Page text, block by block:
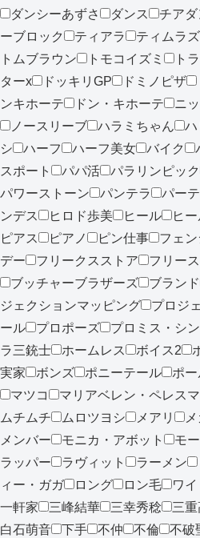
ダンシーあずさ
ダンス チアダ
ーブロック
ティアラ ティムラ
トムブラウン
トモコイズミ ト
ターx
ドッキリGP ドミノピザ
ンキホーテ
ドン・キホーテ ニ
ノースリーブ
ハラミちゃん ハ
シ
ハーフ ハーフ美女 バイク
スポート
パパ活 パラリンピック
パワーストーン
パンテラ パー
ンデス
ヒロド歩美 ヒール ヒ
ピアス
ピアノ ピン仕事 フェ
デー
フリークスストア フリー
ブッチャーブラザーズ
ブランド
ジェクションマッピング
プロジ
ール
プロポーズ プロミス・シ
ラ三銃士
ホームレス ボイス2
実家
ボンズ ポニーテール ポー
マツコ
マリアベレン・ペレス
ムチムチ
ムロツヨシ メアリ
メンバー
モニカ・アボット モ
ラッパー
ラヴィット ラーメン
ィー・ガガ
ロング ロン毛 ワ
一軒家
三峰結華 三幸秀稔 三
白石萌音
下手 不仲 不倫 不破